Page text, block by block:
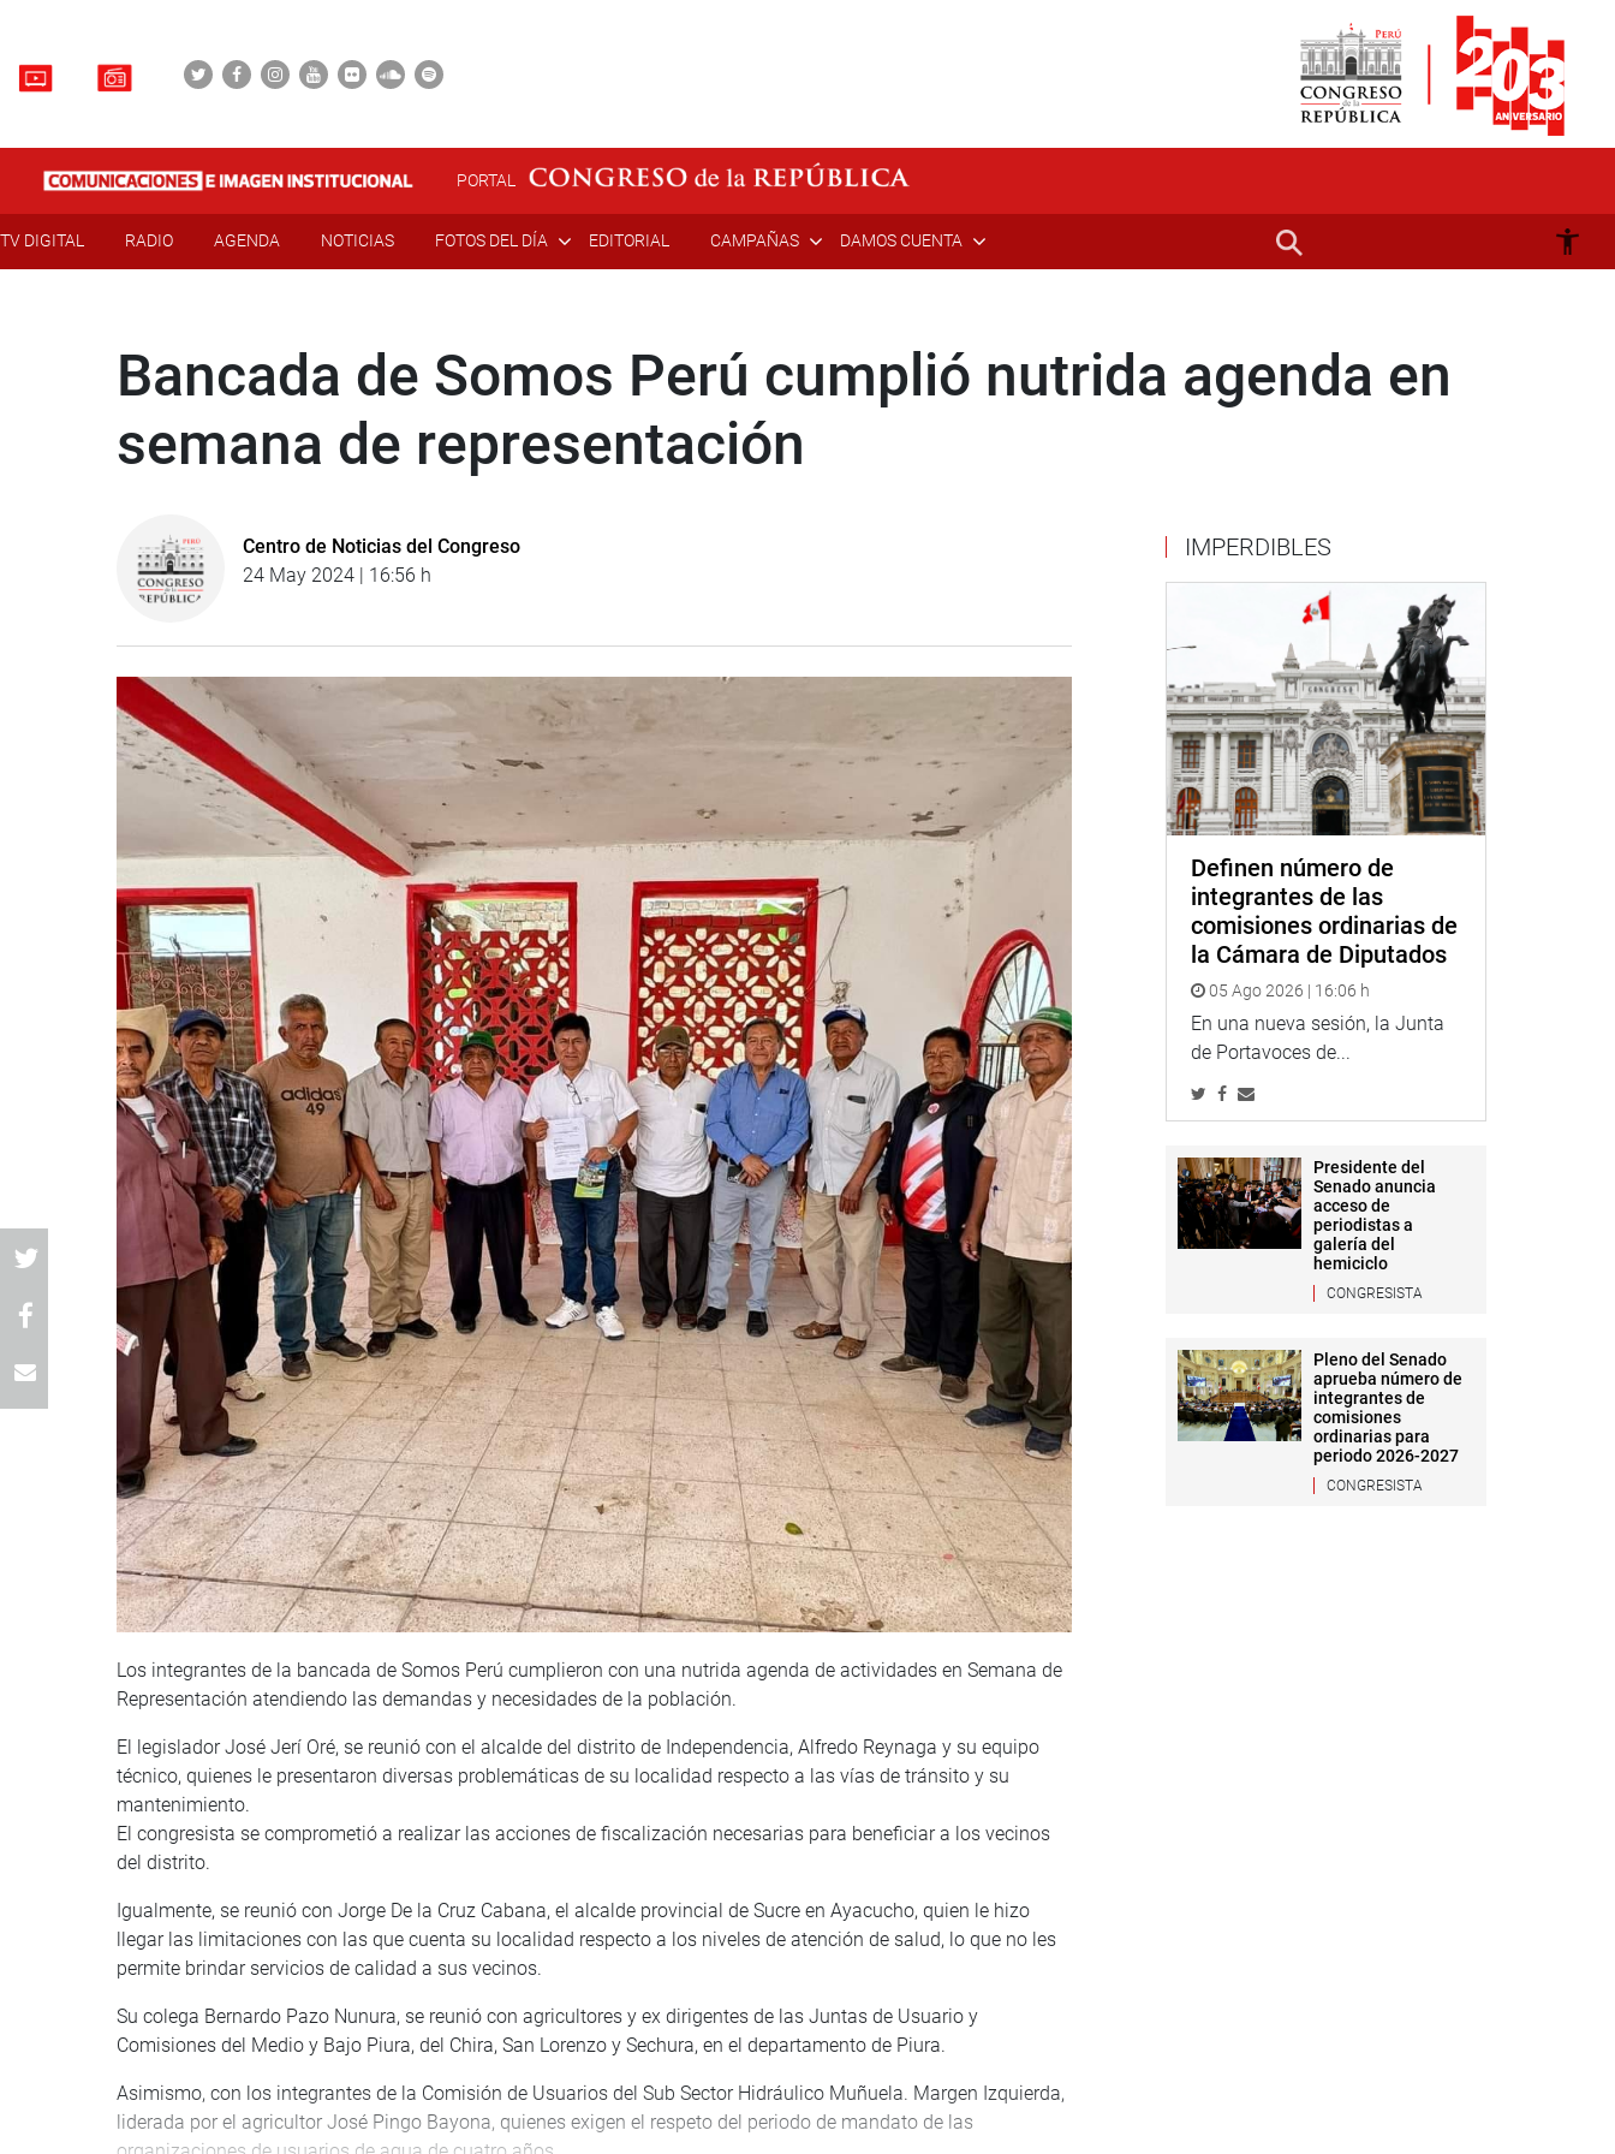
PORTAL
TV DIGITAL RADIO AGENDA NOTICIAS FOTOS DEL DÍA EDITORIAL CAMPAÑAS DAMOS CUENTA
Bancada de Somos Perú cumplió nutrida agenda en
semana de representación
Centro de Noticias del Congreso
24 May 2024 | 16:56 h
Los integrantes de la bancada de Somos Perú cumplieron con una nutrida agenda de actividades en Semana de
Representación atendiendo las demandas y necesidades de la población.
El legislador José Jerí Oré, se reunió con el alcalde del distrito de Independencia, Alfredo Reynaga y su equipo
técnico, quienes le presentaron diversas problemáticas de su localidad respecto a las vías de tránsito y su
mantenimiento.
El congresista se comprometió a realizar las acciones de fiscalización necesarias para beneficiar a los vecinos
del distrito.
Igualmente, se reunió con Jorge De la Cruz Cabana, el alcalde provincial de Sucre en Ayacucho, quien le hizo
llegar las limitaciones con las que cuenta su localidad respecto a los niveles de atención de salud, lo que no les
permite brindar servicios de calidad a sus vecinos.
Su colega Bernardo Pazo Nunura, se reunió con agricultores y ex dirigentes de las Juntas de Usuario y
Comisiones del Medio y Bajo Piura, del Chira, San Lorenzo y Sechura, en el departamento de Piura.
Asimismo, con los integrantes de la Comisión de Usuarios del Sub Sector Hidráulico Muñuela. Margen Izquierda,
liderada por el agricultor José Pingo Bayona, quienes exigen el respeto del periodo de mandato de las
IMPERDIBLES
Definen número de
integrantes de las
comisiones ordinarias de
la Cámara de Diputados
05 Ago 2026 | 16:06 h
En una nueva sesión, la Junta
de Portavoces de...
Presidente del
Senado anuncia
acceso de
periodistas a
galería del
hemiciclo
CONGRESISTA
Pleno del Senado
aprueba número de
integrantes de
comisiones
ordinarias para
periodo 2026-2027
CONGRESISTA